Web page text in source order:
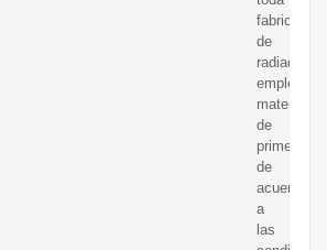
fabricación
de
radiadores
material
de
primera
de
acuerdo
a
las